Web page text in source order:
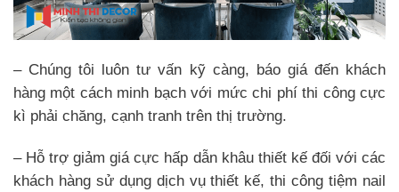
– Chúng tôi luôn tư vấn kỹ càng, báo giá đến khách
hàng một cách minh bạch với mức chi phí thi công cực
kì phải chăng, cạnh tranh trên thị trường.
– Hỗ trợ giảm giá cực hấp dẫn khâu thiết kế đối với các
khách hàng sử dụng dịch vụ thiết kế, thi công tiệm nail